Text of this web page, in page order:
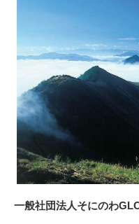
一般社団法人そにのわ